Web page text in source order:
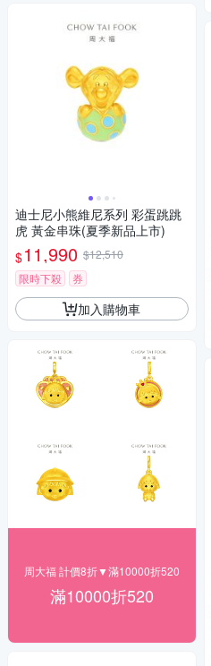
迪士尼小熊維尼系列 彩蛋跳跳
虎 黃金串珠(夏季新品上市)
$11,990 $12,510
限時下殺
券
加入購物車
周大福 計價8折▼滿10000折520
滿10000折520